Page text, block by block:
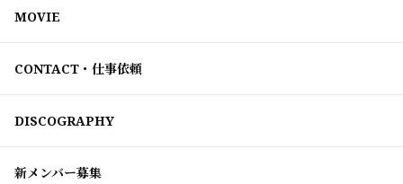
MOVIE
CONTACT・仕事依頼
DISCOGRAPHY
新メンバー募集